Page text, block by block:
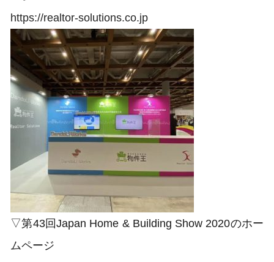
https://realtor-solutions.co.jp
▽第43回Japan Home & Building Show 2020のホー
ムページ